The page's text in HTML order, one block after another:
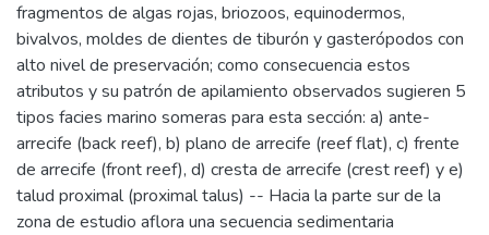
fragmentos de algas rojas, briozoos, equinodermos,
bivalvos, moldes de dientes de tiburón y gasterópodos con
alto nivel de preservación; como consecuencia estos
atributos y su patrón de apilamiento observados sugieren 5
tipos facies marino someras para esta sección: a) ante-
arrecife (back reef), b) plano de arrecife (reef flat), c) frente
de arrecife (front reef), d) cresta de arrecife (crest reef) y e)
talud proximal (proximal talus) -- Hacia la parte sur de la
zona de estudio aflora una secuencia sedimentaria